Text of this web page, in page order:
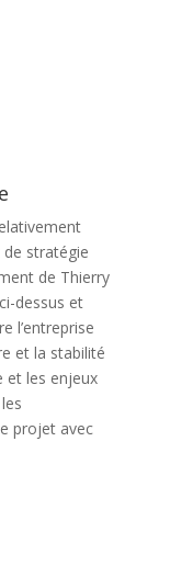
stratégie
de Thierry
dessus et
l’entreprise
et la stabilité
et les enjeux
projet avec